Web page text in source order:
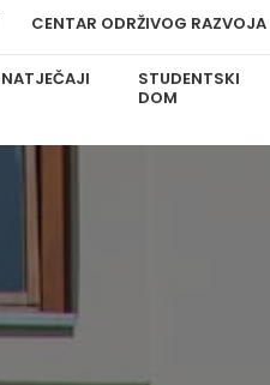
CENTAR ODRŽIVOG RAZVOJA
NATJEČAJI
STUDENTSKI
DOM